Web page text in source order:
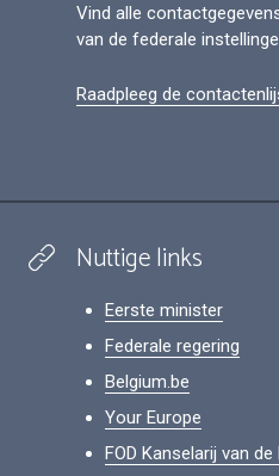
Vind alle
van de federale
Raadpleeg de
Nuttige links
Eerste minister
Federale regering
Belgium.be
Your Europe
FOD Kanselarij van